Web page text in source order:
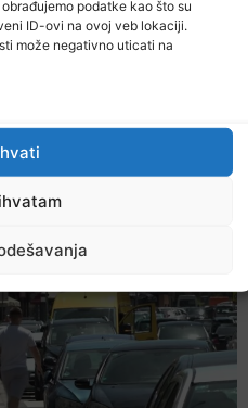
podatke kao što su
ID-ovi na ovoj veb lokaciji.
može negativno uticati na
najviša dnevna
°C